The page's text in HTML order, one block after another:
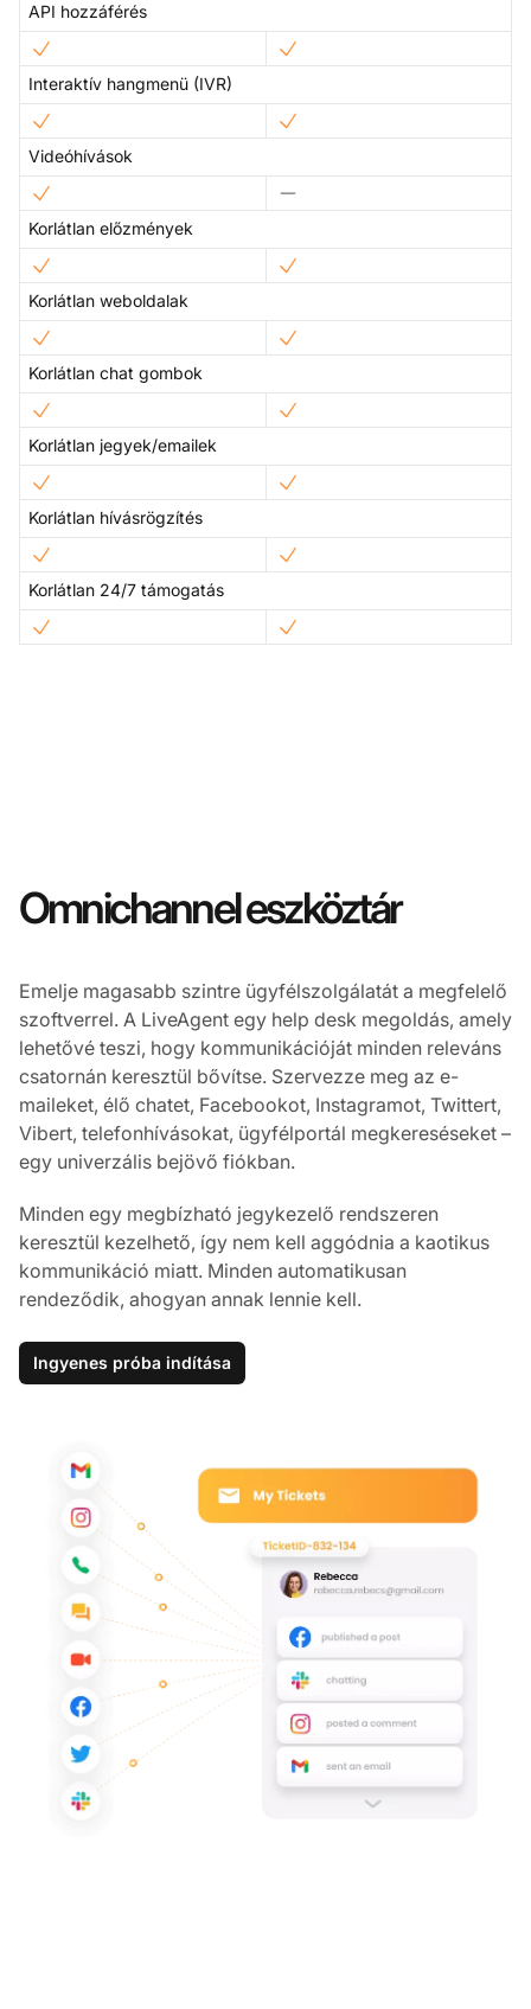
API hozzáférés
Interaktív hangmenü (IVR)
Videóhívások
Korlátlan előzmények
Korlátlan weboldalak
Korlátlan chat gombok
Korlátlan jegyek/emailek
Korlátlan hívásrögzítés
Korlátlan 24/7 támogatás
Omnichannel eszköztár
Emelje magasabb szintre ügyfélszolgálatát a megfelelő
szoftverrel. A LiveAgent egy help desk megoldás, amely
lehetővé teszi, hogy kommunikációját minden releváns
csatornán keresztül bővítse. Szervezze meg az e-
maileket, élő chatet, Facebookot, Instagramot, Twittert,
Vibert, telefonhívásokat, ügyfélportál megkereséseket –
egy univerzális bejövő fiókban.
Minden egy megbízható jegykezelő rendszeren
keresztül kezelhető, így nem kell aggódnia a kaotikus
kommunikáció miatt. Minden automatikusan
rendeződik, ahogyan annak lennie kell.
Ingyenes próba indítása